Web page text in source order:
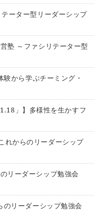
ーター型リーダーシップ
塾 ～ファシリテーター型
から学ぶチーミング・
」】多様性を生かすフ
れからのリーダーシップ
リーダーシップ勉強会
のリーダーシップ勉強会